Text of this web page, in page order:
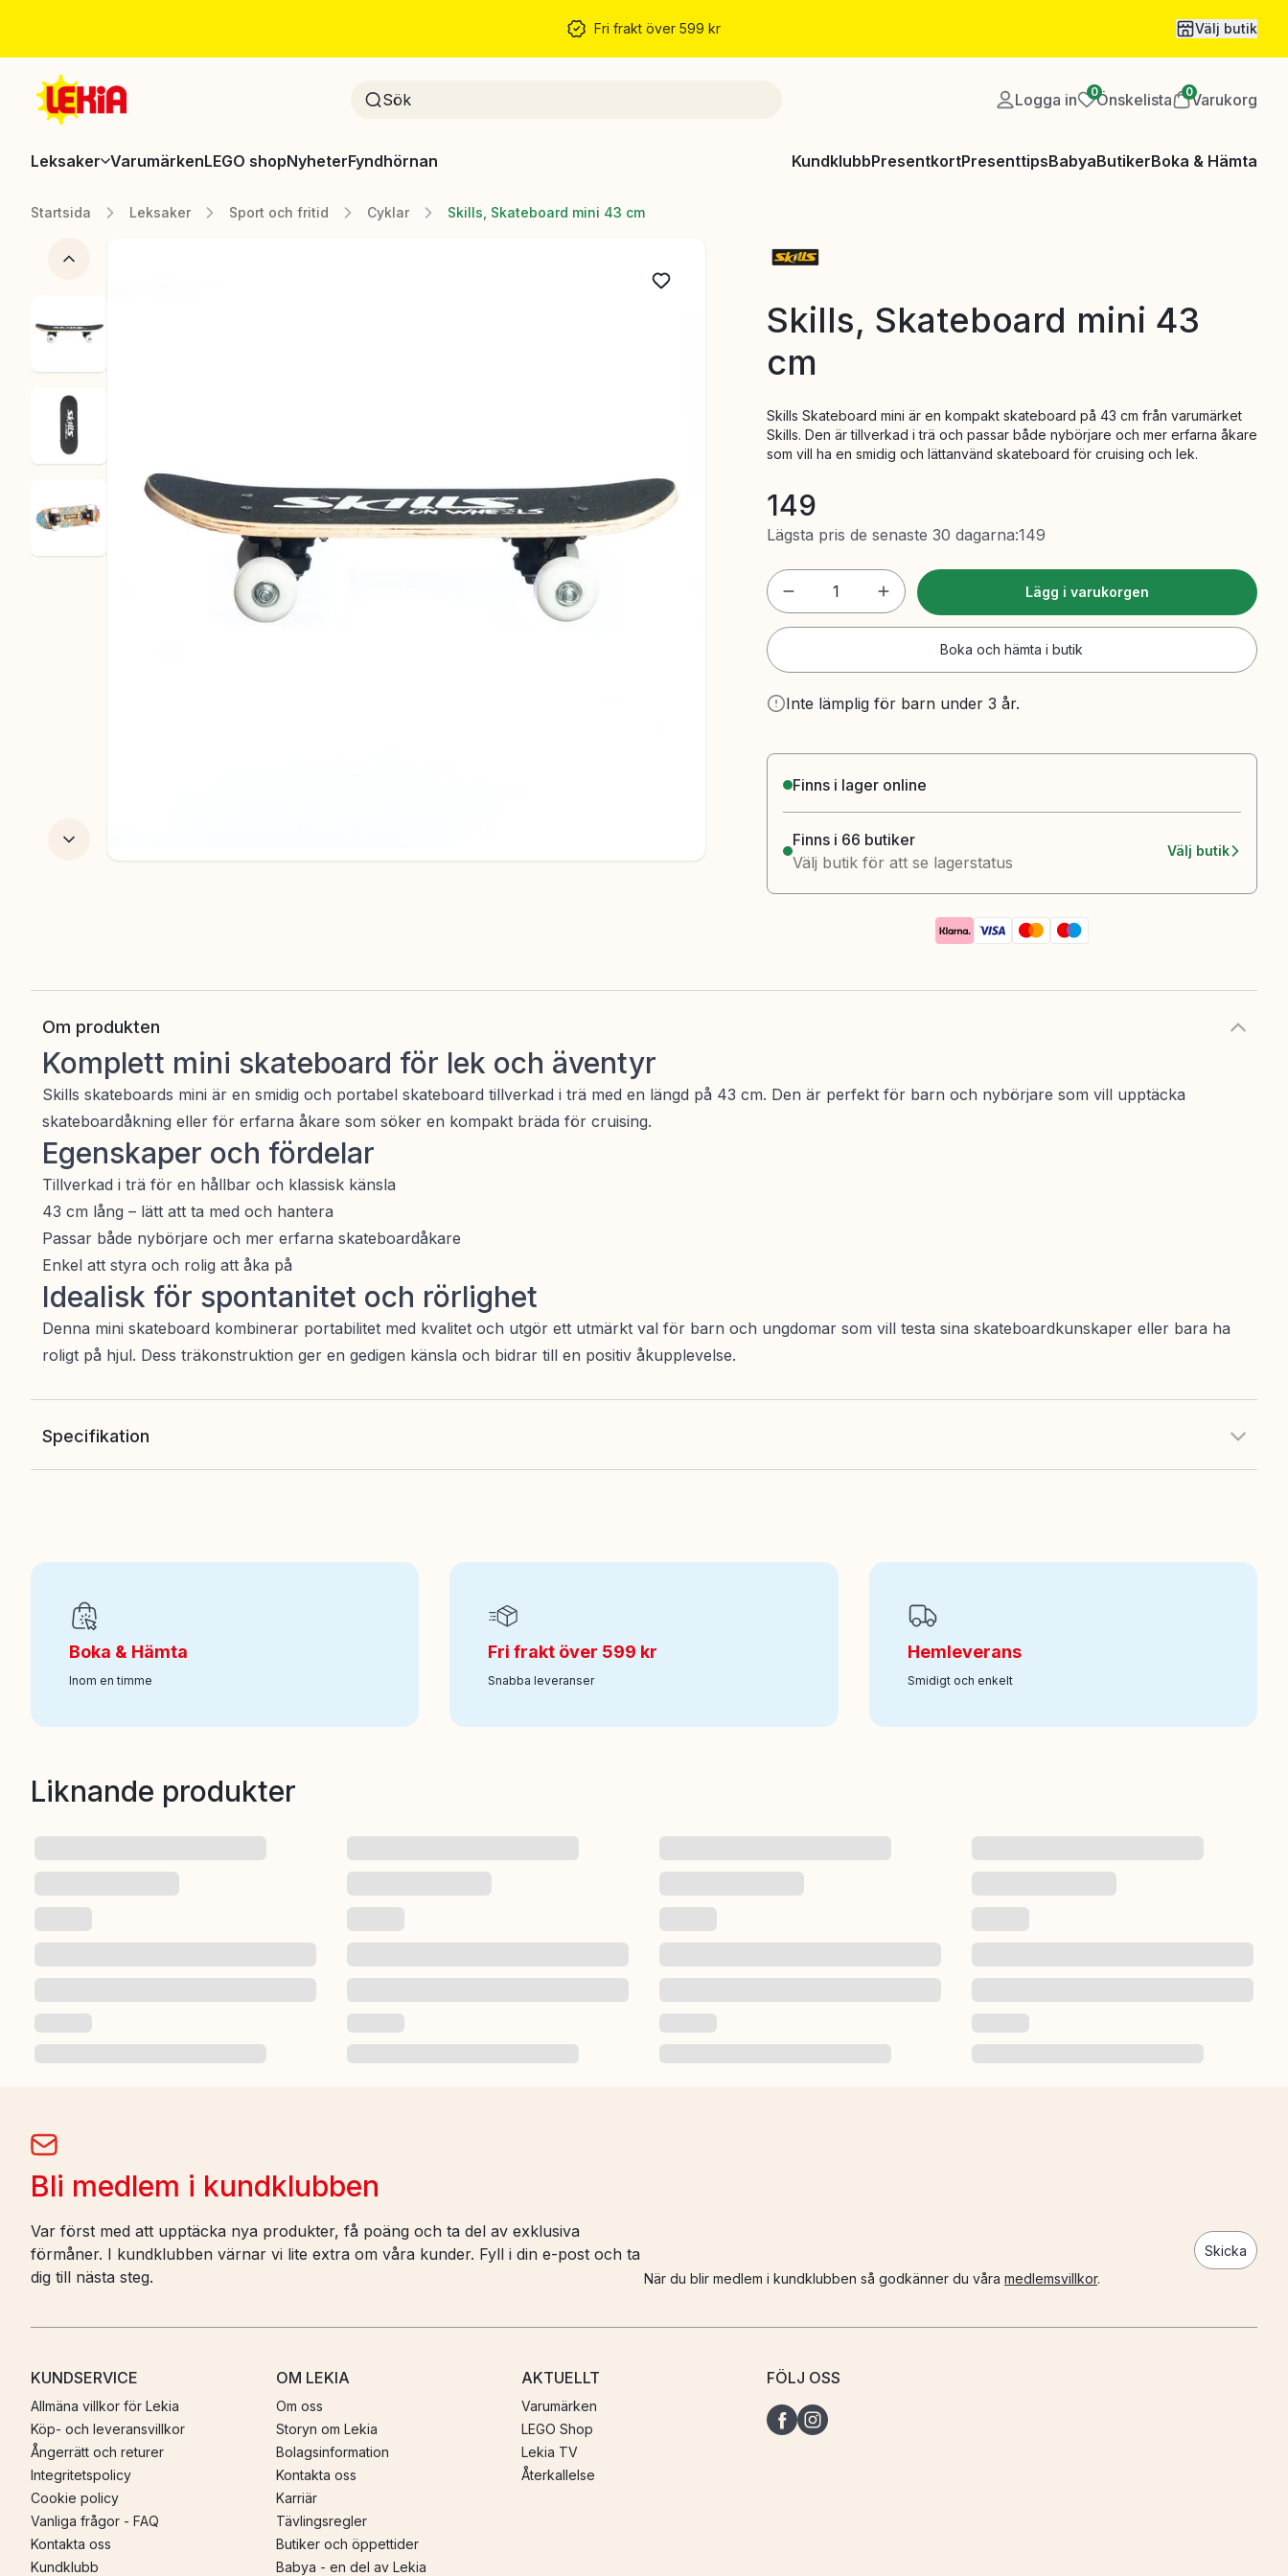
Fri frakt över 599 kr Välj butik
Logga in 0Önskelista 0Varukorg
Leksaker VarumärkenLEGO shopNyheterFyndhörnan KundklubbPresentkortPresenttipsBabyaButikerBoka & Hämta
Startsida Leksaker Sport och fritid Cyklar Skills, Skateboard mini 43 cm
Skills, Skateboard mini 43
cm
Skills Skateboard mini är en kompakt skateboard på 43 cm från varumärket
Skills. Den är tillverkad i trä och passar både nybörjare och mer erfarna åkare
som vill ha en smidig och lättanvänd skateboard för cruising och lek.
149
Lägsta pris de senaste 30 dagarna:149
1 Lägg i varukorgen
Boka och hämta i butik
Inte lämplig för barn under 3 år.
Finns i lager online
Finns i 66 butiker
Välj butik för att se lagerstatus
Välj butik
Om produkten
Komplett mini skateboard för lek och äventyr
Skills skateboards mini är en smidig och portabel skateboard tillverkad i trä med en längd på 43 cm. Den är perfekt för barn och nybörjare som vill upptäcka
skateboardåkning eller för erfarna åkare som söker en kompakt bräda för cruising.
Egenskaper och fördelar
Tillverkad i trä för en hållbar och klassisk känsla
43 cm lång – lätt att ta med och hantera
Passar både nybörjare och mer erfarna skateboardåkare
Enkel att styra och rolig att åka på
Idealisk för spontanitet och rörlighet
Denna mini skateboard kombinerar portabilitet med kvalitet och utgör ett utmärkt val för barn och ungdomar som vill testa sina skateboardkunskaper eller bara ha
roligt på hjul. Dess träkonstruktion ger en gedigen känsla och bidrar till en positiv åkupplevelse.
Specifikation
Art nr:100-58105972
Boka & Hämta
Inom en timme
Fri frakt över 599 kr
Snabba leveranser
Hemleverans
Smidigt och enkelt
Liknande produkter
Bli medlem i kundklubben
Var först med att upptäcka nya produkter, få poäng och ta del av exklusiva
förmåner. I kundklubben värnar vi lite extra om våra kunder. Fyll i din e-post och ta
dig till nästa steg.
Skicka
När du blir medlem i kundklubben så godkänner du våra medlemsvillkor.
KUNDSERVICE
Allmäna villkor för Lekia
Köp- och leveransvillkor
Ångerrätt och returer
Integritetspolicy
Cookie policy
Vanliga frågor - FAQ
Kontakta oss
Kundklubb
OM LEKIA
Om oss
Storyn om Lekia
Bolagsinformation
Kontakta oss
Karriär
Tävlingsregler
Butiker och öppettider
Babya - en del av Lekia
AKTUELLT
Varumärken
LEGO Shop
Lekia TV
Återkallelse
FÖLJ OSS